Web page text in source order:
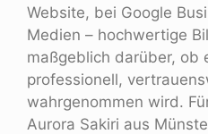
Website, bei Google
Medien – hochwertige
maßgeblich darüber, ob
professionell,
wahrgenommen wird.
Aurora Sakiri aus